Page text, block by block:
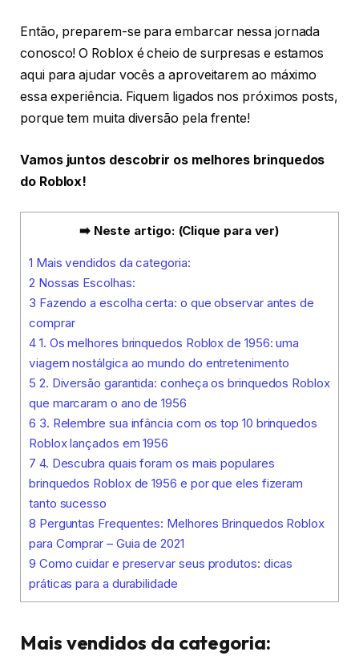
Então, preparem-se para embarcar nessa jornada
conosco! O Roblox é cheio de surpresas e estamos
aqui para ajudar vocês a aproveitarem ao máximo
essa experiência. Fiquem ligados nos próximos posts,
porque tem muita diversão pela frente!
Vamos juntos descobrir os melhores brinquedos
do Roblox!
➡️ Neste artigo: (Clique para ver)
1 Mais vendidos da categoria:
2 Nossas Escolhas:
3 Fazendo a escolha certa: o que observar antes de
comprar
41. Os melhores brinquedos Roblox de 1956: uma
viagem nostálgica ao mundo do entretenimento
5 2. Diversão garantida: conheça os brinquedos Roblox
que marcaram o ano de 1956
6 3. Relembre sua infância com os top 10 brinquedos
Roblox lançados em 1956
7 4. Descubra quais foram os mais populares
brinquedos Roblox de 1956 e por que eles fizeram
tanto sucesso
8 Perguntas Frequentes: Melhores Brinquedos Roblox
para Comprar – Guia de 2021
9 Como cuidar e preservar seus produtos: dicas
práticas para a durabilidade
Mais vendidos da categoria: